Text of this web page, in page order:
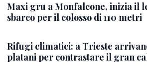
Maxi gru a Monfalcone, inizia il
sbarco per il colosso di 110 metri
Rifugi climatici: a Trieste
platani per contrastare il gran